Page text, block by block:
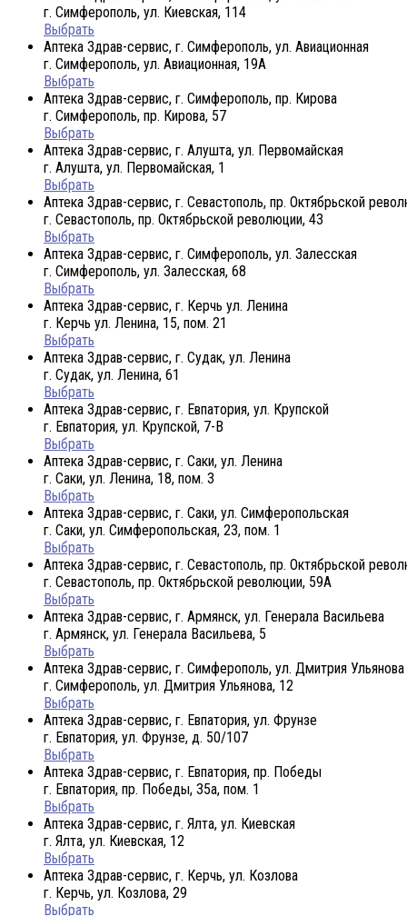
г. Симферополь, ул. Киевская, 114
Выбрать
Аптека Здрав-сервис, г. Симферополь, ул. Авиационная
г. Симферополь, ул. Авиационная, 19А
Выбрать
Аптека Здрав-сервис, г. Симферополь, пр. Кирова
г. Симферополь, пр. Кирова, 57
Выбрать
Аптека Здрав-сервис, г. Алушта, ул. Первомайская
г. Алушта, ул. Первомайская, 1
Выбрать
Аптека Здрав-сервис, г. Севастополь, пр. Октябрьской
г. Севастополь, пр. Октябрьской революции, 43
Выбрать
Аптека Здрав-сервис, г. Симферополь, ул. Залесская
г. Симферополь, ул. Залесская, 68
Выбрать
Аптека Здрав-сервис, г. Керчь ул. Ленина
г. Керчь ул. Ленина, 15, пом. 21
Выбрать
Аптека Здрав-сервис, г. Судак, ул. Ленина
г. Судак, ул. Ленина, 61
Выбрать
Аптека Здрав-сервис, г. Евпатория, ул. Крупской
г. Евпатория, ул. Крупской, 7-В
Выбрать
Аптека Здрав-сервис, г. Саки, ул. Ленина
г. Саки, ул. Ленина, 18, пом. 3
Выбрать
Аптека Здрав-сервис, г. Саки, ул. Симферопольская
г. Саки, ул. Симферопольская, 23, пом. 1
Выбрать
Аптека Здрав-сервис, г. Севастополь, пр. Октябрьской
г. Севастополь, пр. Октябрьской революции, 59А
Выбрать
Аптека Здрав-сервис, г. Армянск, ул. Генерала Васильева
г. Армянск, ул. Генерала Васильева, 5
Выбрать
Аптека Здрав-сервис, г. Симферополь, ул. Дмитрия Ульянова
г. Симферополь, ул. Дмитрия Ульянова, 12
Выбрать
Аптека Здрав-сервис, г. Евпатория, ул. Фрунзе
г. Евпатория, ул. Фрунзе, д. 50/107
Выбрать
Аптека Здрав-сервис, г. Евпатория, пр. Победы
г. Евпатория, пр. Победы, 35а, пом. 1
Выбрать
Аптека Здрав-сервис, г. Ялта, ул. Киевская
г. Ялта, ул. Киевская, 12
Выбрать
Аптека Здрав-сервис, г. Керчь, ул. Козлова
г. Керчь, ул. Козлова, 29
Выбрать